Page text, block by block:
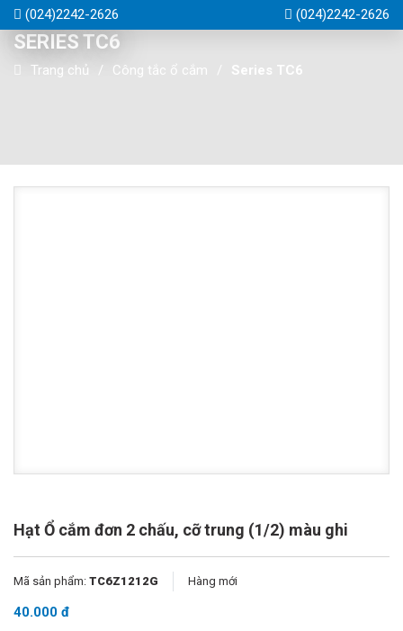
(024)2242-2626 (024)2242-2626
SERIES TC6
Trang chủ Công tắc ổ cắm Series TC6
Hạt Ổ cắm đơn 2 chấu, cỡ trung (1/2) màu ghi
Mã sản phẩm: TC6Z1212G Hàng mới
40.000 đ